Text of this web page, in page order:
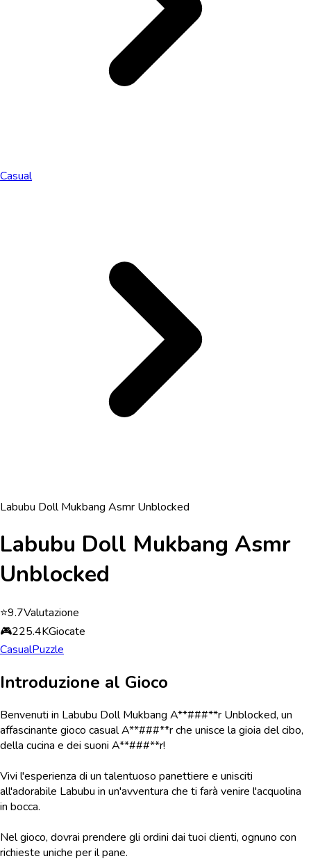
Casual
Labubu Doll Mukbang Asmr Unblocked
Labubu Doll Mukbang Asmr
Unblocked
⭐9.7Valutazione
🎮225.4KGiocate
CasualPuzzle
Introduzione al Gioco
Benvenuti in Labubu Doll Mukbang A**###**r Unblocked, un
affascinante gioco casual A**###**r che unisce la gioia del cibo,
della cucina e dei suoni A**###**r!
Vivi l'esperienza di un talentuoso panettiere e unisciti
all'adorabile Labubu in un'avventura che ti farà venire l'acquolina
in bocca.
Nel gioco, dovrai prendere gli ordini dai tuoi clienti, ognuno con
richieste uniche per il pane.